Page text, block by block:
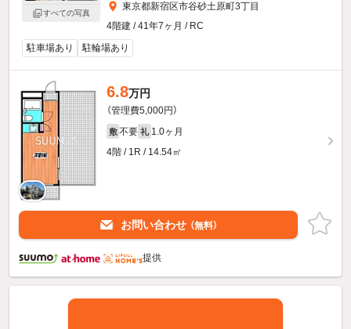
すべての写真
東京都新宿区市谷砂土原町3丁目
4階建 / 41年7ヶ月 / RC
駐車場あり
駐輪場あり
6.8万円
（管理費5,000円）
敷 不要 礼 1.0ヶ月
4階 / 1R / 14.54㎡
お問い合わせ （無料）
提供